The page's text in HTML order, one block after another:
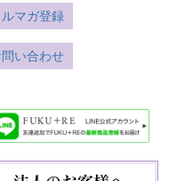
ルマガ登録
問い合わせ